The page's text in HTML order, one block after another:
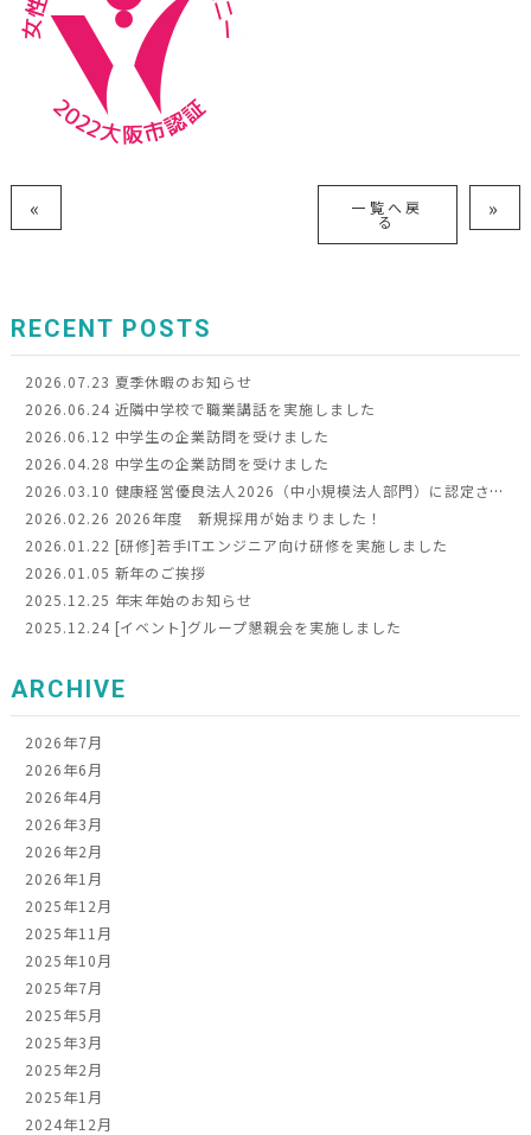
« 一覧へ戻
る »
RECENT POSTS
2026.07.23 夏季休暇のお知らせ
2026.06.24 近隣中学校で職業講話を実施しました
2026.06.12 中学生の企業訪問を受けました
2026.04.28 中学生の企業訪問を受けました
2026.03.10 健康経営優良法人2026（中小規模法人部門）に認定されました
2026.02.26 2026年度 新規採用が始まりました！
2026.01.22 [研修]若手ITエンジニア向け研修を実施しました
2026.01.05 新年のご挨拶
2025.12.25 年末年始のお知らせ
2025.12.24 [イベント]グループ懇親会を実施しました
ARCHIVE
2026年7月
2026年6月
2026年4月
2026年3月
2026年2月
2026年1月
2025年12月
2025年11月
2025年10月
2025年7月
2025年5月
2025年3月
2025年2月
2025年1月
2024年12月